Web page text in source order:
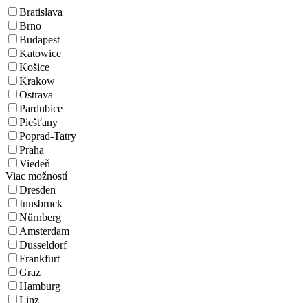
Bratislava
Brno
Budapest
Katowice
Košice
Krakow
Ostrava
Pardubice
Piešťany
Poprad-Tatry
Praha
Viedeň
Viac možností
Dresden
Innsbruck
Nürnberg
Amsterdam
Dusseldorf
Frankfurt
Graz
Hamburg
Linz